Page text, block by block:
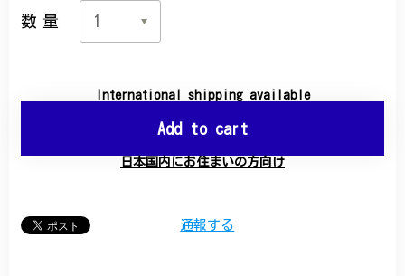
数量
International shipping available
Add to cart
日本国内にお住まいの方向け
通報する